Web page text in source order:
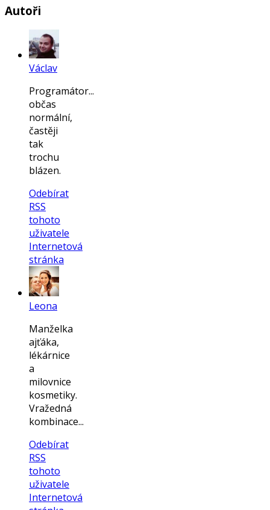
Autoři
Václav
Programátor...
občas
normální,
častěji
tak
trochu
blázen.
Odebírat
RSS
tohoto
uživatele
Internetová
stránka
Leona
Manželka
ajťáka,
lékárnice
a
milovnice
kosmetiky.
Vražedná
kombinace...
Odebírat
RSS
tohoto
uživatele
Internetová